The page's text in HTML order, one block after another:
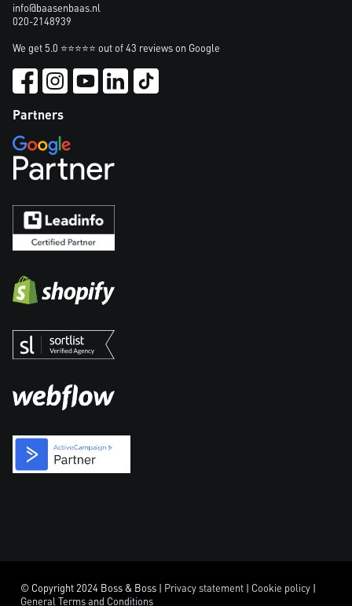
info@baasenbaas.nl
020-2148939
We get 5.0 ⭐⭐⭐⭐⭐ out of 43 reviews on Google
Partners
© Copyright 2024 Boss & Boss | Privacy statement | Cookie policy |
General Terms and Conditions